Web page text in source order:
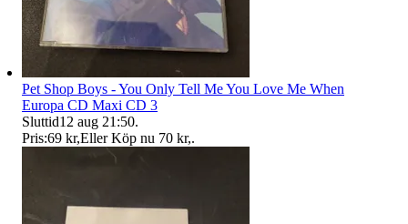
Pet Shop Boys - You Only Tell Me You Love Me When
Europa CD Maxi CD 3
Sluttid12 aug 21:50.
Pris:69 kr,Eller Köp nu 70 kr,.